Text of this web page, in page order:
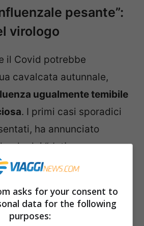
pesante”:
virologo
il Covid potrebbe
cavalcata autunnale,
ugualmente temibile
. I primi casi sporadici
ha annunciato
dei “dati non
giungono dall’Australia.
asks for your consent to
data for the following
purposes: